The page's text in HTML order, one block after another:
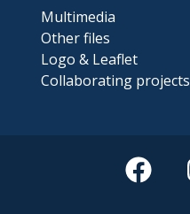
Multimedia
Other files
Logo & Leaflet
Collaborating projects